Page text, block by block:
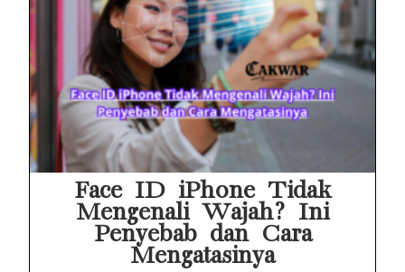
Face ID iPhone Tidak
Mengenali Wajah? Ini
Penyebab dan Cara
Mengatasinya